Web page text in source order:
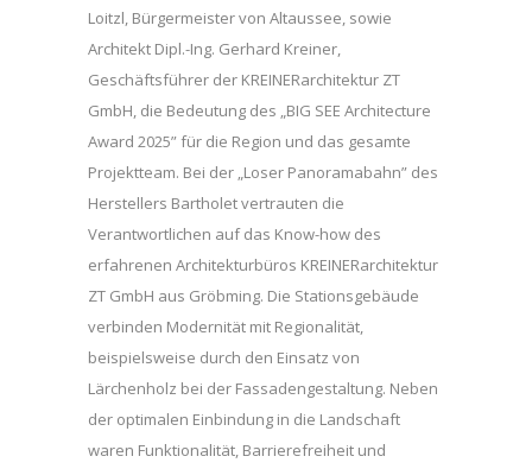
Loitzl, Bürgermeister von Altaussee, sowie
Architekt Dipl.-Ing. Gerhard Kreiner,
Geschäftsführer der KREINERarchitektur ZT
GmbH, die Bedeutung des „BIG SEE Architecture
Award 2025” für die Region und das gesamte
Projektteam. Bei der „Loser Panoramabahn” des
Herstellers Bartholet vertrauten die
Verantwortlichen auf das Know-how des
erfahrenen Architekturbüros KREINERarchitektur
ZT GmbH aus Gröbming. Die Stationsgebäude
verbinden Modernität mit Regionalität,
beispielsweise durch den Einsatz von
Lärchenholz bei der Fassadengestaltung. Neben
der optimalen Einbindung in die Landschaft
waren Funktionalität, Barrierefreiheit und